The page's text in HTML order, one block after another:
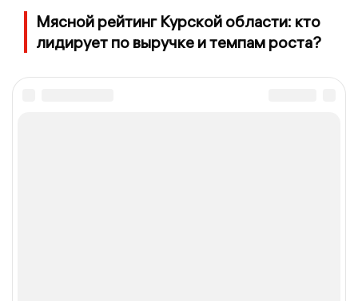
Мясной рейтинг Курской области: кто
лидирует по выручке и темпам роста?